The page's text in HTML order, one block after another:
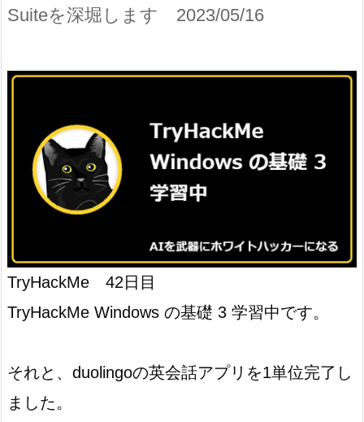
Suiteを深堀します 2023/05/16
TryHackMe 42日目
TryHackMe Windows の基礎 3 学習中です。
それと、duolingoの英会話アプリを1単位完了し
ました。